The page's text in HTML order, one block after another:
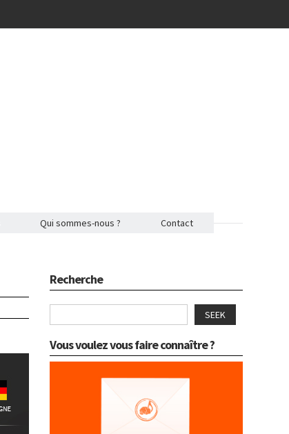
Qui sommes-nous ? Contact
Recherche
SEEK
Vous voulez vous faire connaître ?